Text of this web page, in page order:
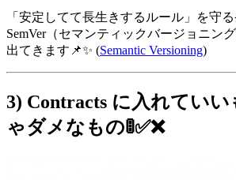
「安定してて長生きするルール」を守る
SemVer（セマンティックバージョニン
出てきます📌✨ (Semantic Versioning)
3) Contracts に入れていい
ゃダメなもの🚦✅❌